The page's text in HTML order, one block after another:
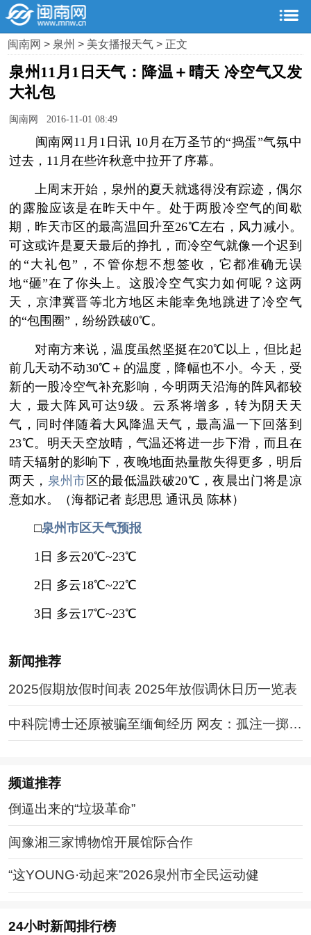
闽南网> 泉州> 美女播报天气> 正文
泉州11月1日天气：降温＋晴天 冷空气又发
大礼包
闽南网 2016-11-01 08:49
闽南网11月1日讯 10月在万圣节的“捣蛋”气氛中
过去，11月在些许秋意中拉开了序幕。
上周末开始，泉州的夏天就逃得没有踪迹，偶尔
的露脸应该是在昨天中午。处于两股冷空气的间歇
期，昨天市区的最高温回升至26℃左右，风力减小。
可这或许是夏天最后的挣扎，而冷空气就像一个迟到
的“大礼包”，不管你想不想签收，它都准确无误
地“砸”在了你头上。这股冷空气实力如何呢？这两
天，京津冀晋等北方地区未能幸免地跳进了冷空气
的“包围圈”，纷纷跌破0℃。
对南方来说，温度虽然坚挺在20℃以上，但比起
前几天动不动30℃＋的温度，降幅也不小。今天，受
新的一股冷空气补充影响，今明两天沿海的阵风都较
大，最大阵风可达9级。云系将增多，转为阴天天
气，同时伴随着大风降温天气，最高温一下回落到
23℃。明天天空放晴，气温还将进一步下滑，而且在
晴天辐射的影响下，夜晚地面热量散失得更多，明后
两天， 泉州市 区的最低温跌破20℃，夜晨出门将是凉
意如水。（海都记者 彭思思 通讯员 陈林）
□泉州市区天气预报
1日 多云20℃~23℃
2日 多云18℃~22℃
3日 多云17℃~23℃
新闻推荐
2025假期放假时间表 2025年放假调休日历一览表
中科院博士还原被骗至缅甸经历 网友：孤注一掷现
实版
频道推荐
倒逼出来的“垃圾革命”
闽豫湘三家博物馆开展馆际合作
“这YOUNG·动起来”2026泉州市全民运动健
24小时新闻排行榜